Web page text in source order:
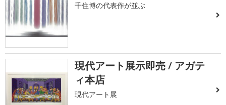
千住博の代表作が並ぶ
現代アート展示即売 / アガテ
ィ本店
現代アート展